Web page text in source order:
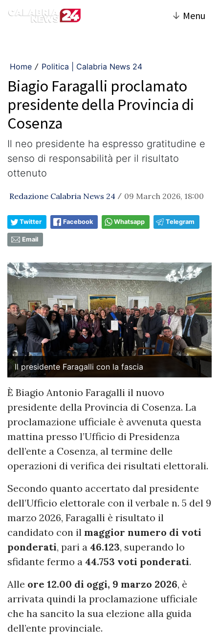
↓ Menu
Home / Politica | Calabria News 24
Biagio Faragalli proclamato
presidente della Provincia di
Cosenza
Il neo presidente ha espresso gratitudine e
senso di responsabilità per il risultato
ottenuto
Redazione Calabria News 24 / 09 March 2026, 18:00
Twitter Facebook Whatsapp Telegram
Email
Il presidente Faragalli con la fascia
È Biagio Antonio Faragalli il nuovo
presidente della Provincia di Cosenza. La
proclamazione ufficiale è avvenuta questa
mattina presso l’Ufficio di Presidenza
dell’ente a Cosenza, al termine delle
operazioni di verifica dei risultati elettorali.
Secondo quanto accertato dal presidente
dell’Ufficio elettorale con il verbale n. 5 del 9
marzo 2026, Faragalli è risultato il
candidato con il maggior numero di voti
ponderati, pari a 46.123, superando lo
sfidante fermo a 44.753 voti ponderati.
Alle ore 12.00 di oggi, 9 marzo 2026, è
arrivata quindi la proclamazione ufficiale
che ha sancito la sua elezione alla guida
dell’ente provinciale.